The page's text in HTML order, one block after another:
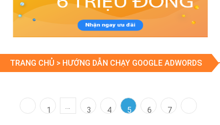
TRANG CHỦ > HƯỚNG DẪN CHẠY GOOGLE ADWORDS
1 … 3 4 5 6 7